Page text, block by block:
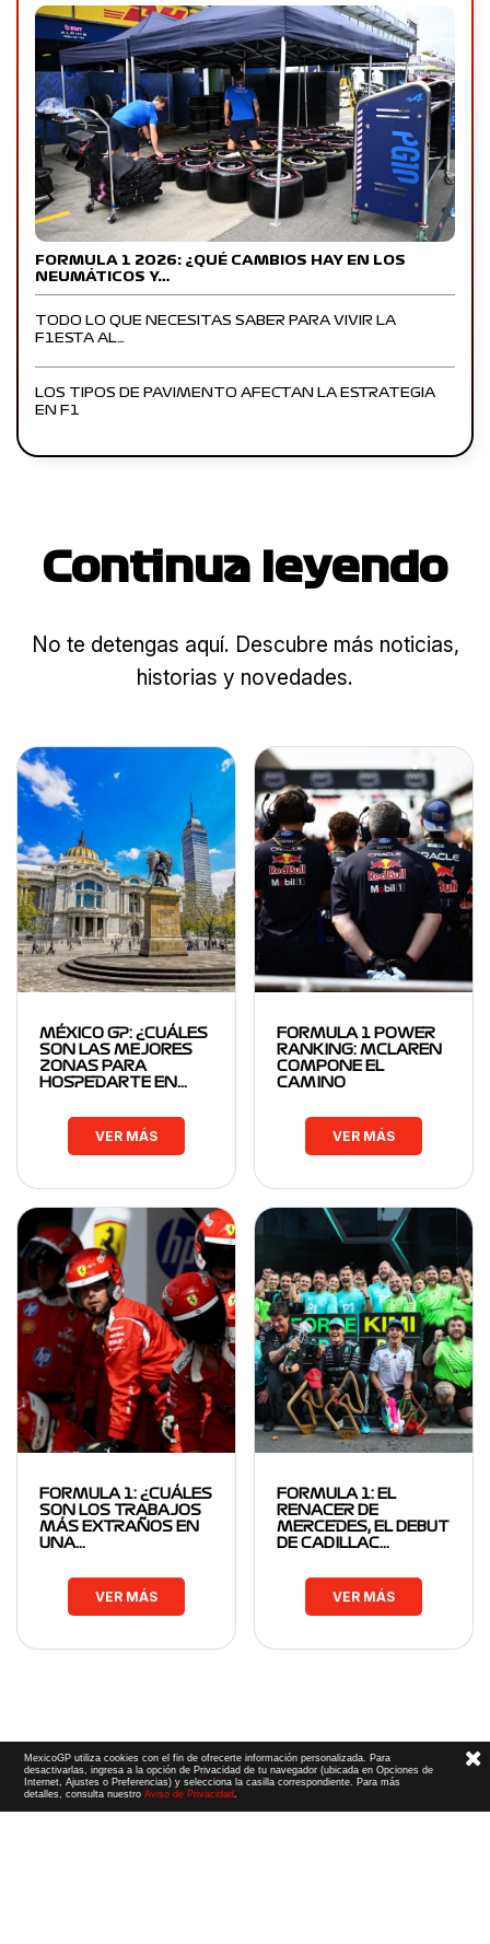
FORMULA 1 2026: ¿QUÉ CAMBIOS HAY EN LOS
NEUMÁTICOS Y…
TODO LO QUE NECESITAS SABER PARA VIVIR LA
F1ESTA AL…
LOS TIPOS DE PAVIMENTO AFECTAN LA ESTRATEGIA
EN F1
Continua leyendo
No te detengas aquí. Descubre más noticias,
historias y novedades.
MÉXICO GP: ¿CUÁLES
SON LAS MEJORES
ZONAS PARA
HOSPEDARTE EN…
VER MÁS
FORMULA 1 POWER
RANKING: MCLAREN
COMPONE EL
CAMINO
VER MÁS
FORMULA 1: ¿CUÁLES
SON LOS TRABAJOS
MÁS EXTRAÑOS EN
UNA…
VER MÁS
FORMULA 1: EL
RENACER DE
MERCEDES, EL DEBUT
DE CADILLAC…
VER MÁS
MexicoGP utiliza cookies con el fin de ofrecerte información personalizada. Para
desactivarlas, ingresa a la opción de Privacidad de tu navegador (ubicada en Opciones de
Internet, Ajustes o Preferencias) y selecciona la casilla correspondiente. Para más
detalles, consulta nuestroAviso de Privacidad.